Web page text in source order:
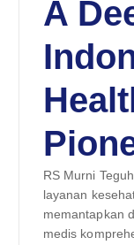
A
RS Murni
layanan
memantapkan
medis